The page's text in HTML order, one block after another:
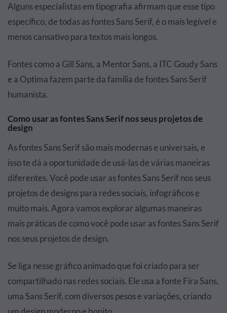
Alguns especialistas em tipografia afirmam que esse tipo
específico, de todas as fontes Sans Serif, é o mais legível e
menos cansativo para textos mais longos.
Fontes como a Gill Sans, a Mentor Sans, a ITC Goudy Sans
e a Optima fazem parte da família de fontes Sans Serif
humanista.
Como usar as fontes Sans Serif nos seus projetos de
design
As fontes Sans Serif são mais modernas e universais, e
isso te dá a oportunidade de usá-las de várias maneiras
diferentes. Você pode usar as fontes Sans Serif nos seus
projetos de designs para redes sociais, infográficos e
muito mais. Agora vamos explorar algumas maneiras
mais práticas de como você pode usar as fontes Sans Serif
nos seus projetos de design.
Se liga nesse gráfico animado que foi criado para ser
compartilhado nas redes sociais. Ele usa a fonte Fira Sans,
uma Sans Serif, com diversos pesos e variações, criando